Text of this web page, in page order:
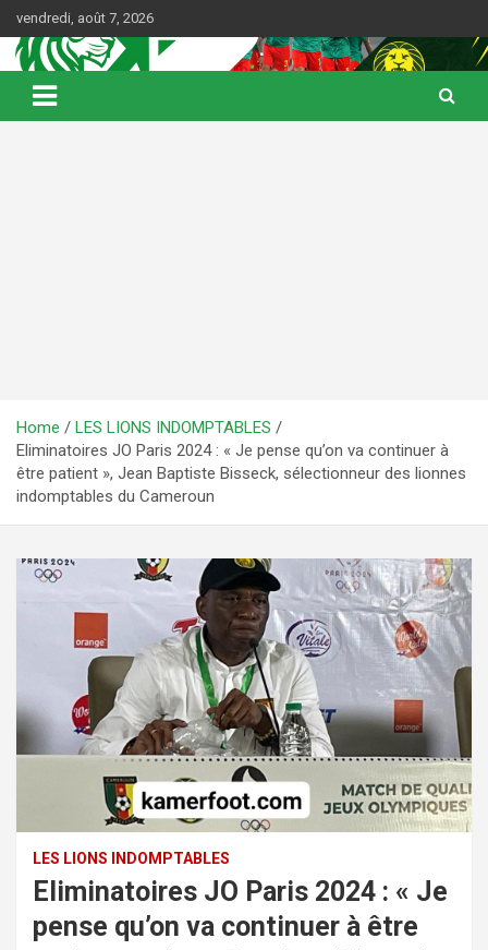
to
content
vendredi, août 7, 2026
Kamerfoot
Web Magazine du football camerounais
Home
LES LIONS INDOMPTABLES
Eliminatoires JO Paris 2024 : « Je pense qu’on va continuer à
être patient », Jean Baptiste Bisseck, sélectionneur des lionnes
indomptables du Cameroun
LES LIONS INDOMPTABLES
Eliminatoires JO Paris 2024 : « Je
pense qu’on va continuer à être